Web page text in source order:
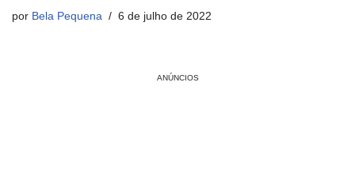
por Bela Pequena 6 de julho de 2022
ANÚNCIOS